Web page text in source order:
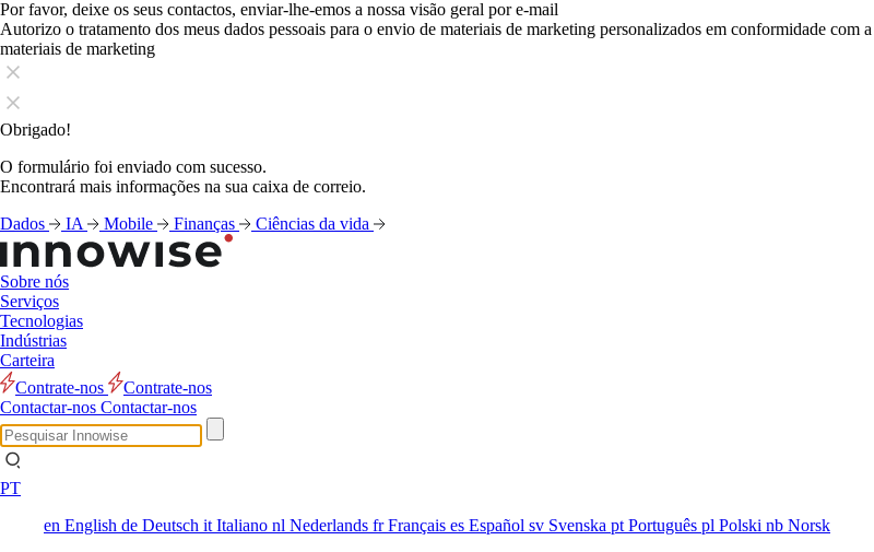
Por favor, deixe os seus contactos, enviar-lhe-emos a nossa visão geral por e-mail
Autorizo o tratamento dos meus dados pessoais para o envio de materiais de marketing personalizados em conformidade com a
materiais de marketing
Obrigado!
O formulário foi enviado com sucesso.
Encontrará mais informações na sua caixa de correio.
Dados
IA Mobile Finanças Ciências da vida
Sobre nós
Serviços
Tecnologias
Indústrias
Carteira
Contrate-nos
Contrate-nos
Contactar-nos Contactar-nos
PT
en English de Deutsch it Italiano nl Nederlands frFrançais es Español sv Svenska pt Português pl Polski nb Norsk
Blogue
Blogue
Blogue
Blogue
Blogue
Blogue